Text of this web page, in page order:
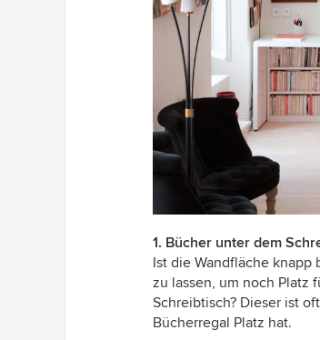
1. Bücher unter dem
Ist die Wandfläche
zu lassen, um noch Platz
Schreibtisch? Dieser ist
Bücherregal Platz hat.